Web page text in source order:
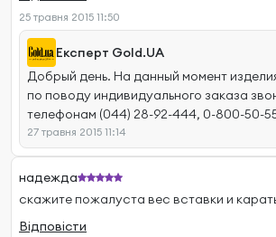
25 травня 2015 11:50
Експерт Gold.UA
Добрый день. На данный момент
по поводу индивидуального заказа
телефонам (044) 28-92-444, 0-800-50-
27 травня 2015 11:14
надежда
скажите пожалуста вес вставки и
Відповісти